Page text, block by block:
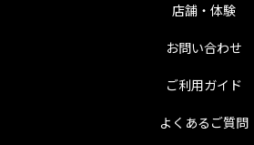
店舗・体験
お問い合わせ
ご利用ガイド
よくあるご質問